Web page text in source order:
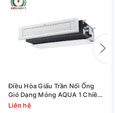
Điều Hòa Giấu Trần Nối Ống
Gió Dạng Mỏng AQUA 1 Chiều
Inverter 18.000 BTU
Liên hệ